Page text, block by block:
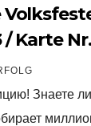
Karte
Знаете